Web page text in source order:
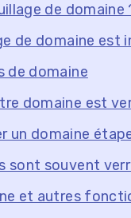
de domaine
de domaine
de domaine
domaine est
un domaine
sont souvent
et autres